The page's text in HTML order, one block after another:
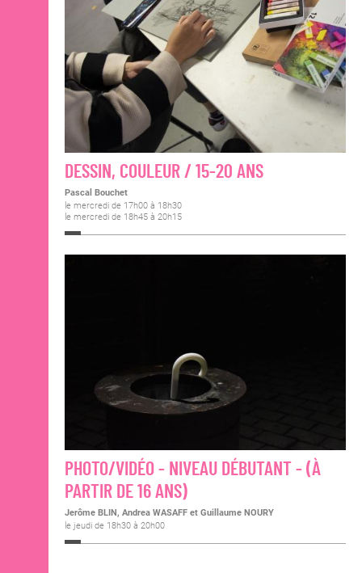
DESSIN, COULEUR / 15-20 ANS
Pascal Bouchet
le mercredi de 17h00 à 18h30
le mercredi de 18h45 à 20h15
PHOTO/VIDÉO - NIVEAU DÉBUTANT - (À
PARTIR DE 16 ANS)
Jerôme BLIN, Andrea WASAFF et Guillaume NOURY
le jeudi de 18h30 à 20h00